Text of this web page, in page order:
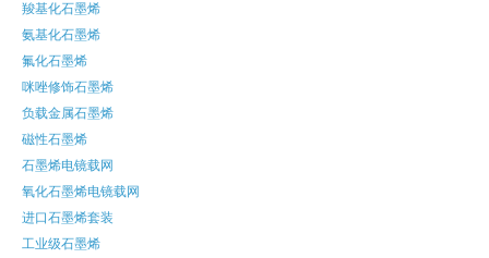
羧基化石墨烯
氨基化石墨烯
氟化石墨烯
咪唑修饰石墨烯
负载金属石墨烯
磁性石墨烯
石墨烯电镜载网
氧化石墨烯电镜载网
进口石墨烯套装
工业级石墨烯